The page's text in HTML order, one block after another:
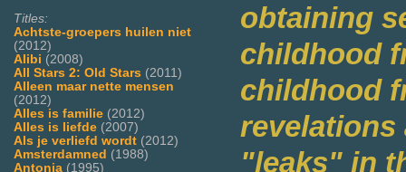
Titles:
Achtste-groepers huilen niet
(2012)
Alibi (2008)
All Stars 2: Old Stars (2011)
Alleen maar nette mensen
(2012)
Alles is familie (2012)
Alles is liefde (2007)
Als je verliefd wordt (2012)
Amsterdamned (1988)
Antonia (1995)
obtaining
childhood
childhood
revelations
"leaks" in